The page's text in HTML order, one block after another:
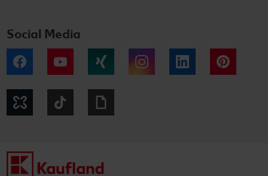
Social Media
Facebook YouTube Xing Instagram LinkedIn
Kununu